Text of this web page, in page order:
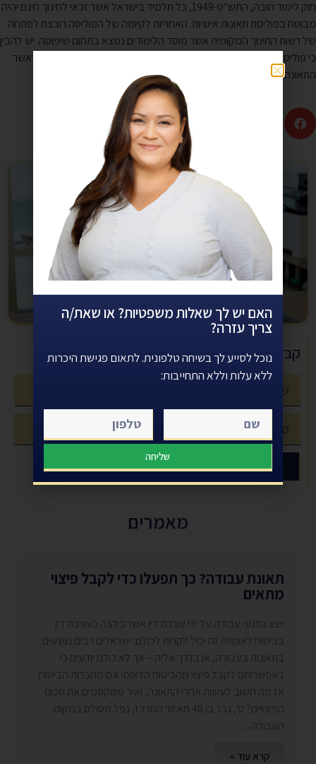
חוק לימוד חובה, התש"ט-1949, כל תלמיד בישראל אשר זכאי לחינוך חינם יהיה
מבוטח בפוליסת תאונות אישיות. האחריות לקיומה של הפוליסה רובצת לפתחה
של רשות החינוך המקומית אשר מוסד הלימודים נמצא בתחום שיפוטה. יש להבין
כי פוליסת תאונות אישיות תלמידים חלה על כל מקרה שארע לקטין וגם כאשר
התאונה התרחשה מחוץ לכותלי גן הילדים או בית הספר.
עורכת דין אושרת דרעי - עורך דין תאונת עבודה - ביטוח לאומי
קבל ייעוץ חינם עוד היום
שלח
מאמרים
תאונת עבודה? כך תפעלו כדי לקבל פיצוי
מתאים
ייצוג נפגעי עבודה על ידי עורכת דין אשר כיהנה כעורכת דין
בביטוח לאומי!!! זה יכול לקרות לכולם: ישראלים רבים נפגעים
בתאונות בעבודה, או בדרך אליה – אך לא כולם יודעים כי
באפשרותם לקבל פיצוי מהביטוח הלאומי וגם מחברות הביטוח.
אז מה חשוב לעשות אחרי התאונה, ואיך ממקסמים את סכום
הפיצויים? ס’, גבר בן 48 מאזור המרכז, נפל מסולם במקום
העבודה…
קרא עוד »
האם יש לך שאלות משפטיות? או שאת/ה
צריך עזרה?
נוכל לסייע לך בשיחה טלפונית. לתאום פגישת היכרות
ללא עלות וללא התחייבות:
שליחה